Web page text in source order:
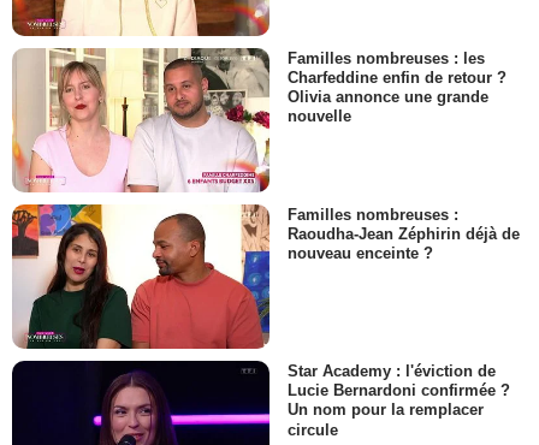
Familles nombreuses : les
Charfeddine enfin de retour ?
Olivia annonce une grande
nouvelle
Familles nombreuses :
Raoudha-Jean Zéphirin déjà de
nouveau enceinte ?
Star Academy : l'éviction de
Lucie Bernardoni confirmée ?
Un nom pour la remplacer
circule